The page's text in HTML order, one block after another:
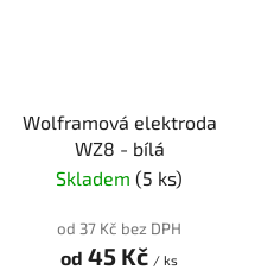
Wolframová elektroda
WZ8 - bílá
Skladem (5 ks)
od 37 Kč bez DPH
od 45 Kč / ks